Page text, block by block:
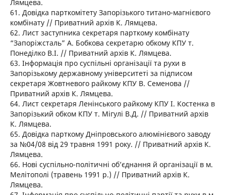
Лямцева.
61. Довідка парткомітету Запорізького титано-магнієвого
комбінату // Приватний архів К. Лямцева.
62. Лист заступника секретаря парткому комбінату
“Запоріжсталь” А. Бобкова секретарю обкому КПУ т.
Понеділко В.І. // Приватний архів К. Лямцева.
63. Інформація про суспільні організації та рухи в
Запорізькому державному університеті за підписом
секретаря Жовтневого райкому КПУ В. Семенова //
Приватний архів К. Лямцева.
64. Лист секретаря Ленінського райкому КПУ І. Костенка в
Запорізький обком КПУ т. Мігулі В.Д. // Приватний архів
К. Лямцева.
65. Довідка парткому Дніпровського алюмінієвого заводу
за №04/08 від 29 травня 1991 року. // Приватний архів К.
Лямцева.
66. Нові суспільно-політичні об’єднання й організації в м.
Мелітополі (травень 1991 р.) // Приватний архів К.
Лямцева.